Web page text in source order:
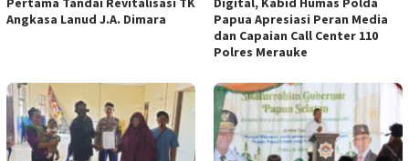
Angkasa Lanud J.A. Dimara
Papua Apresiasi Peran Media
dan Capaian Call Center 110
Polres Merauke